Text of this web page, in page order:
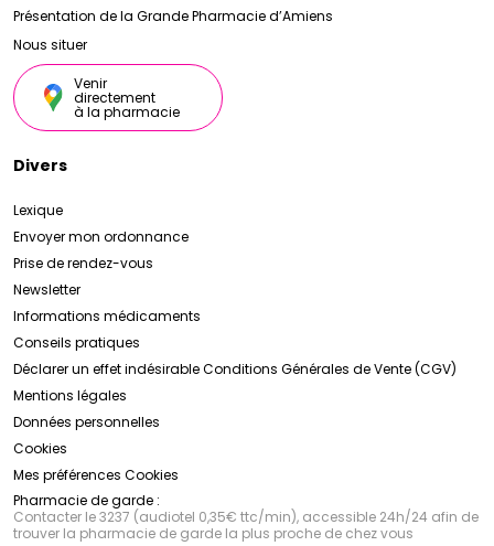
Présentation de la Grande Pharmacie d’Amiens
Nous situer
Venir
directement
à la pharmacie
Divers
Lexique
Envoyer mon ordonnance
Prise de rendez-vous
Newsletter
Informations médicaments
Conseils pratiques
Déclarer un effet indésirableConditions Générales de Vente (CGV)
Mentions légales
Données personnelles
Cookies
Mes préférences Cookies
Pharmacie de garde :
Contacter le 3237 (audiotel 0,35€ ttc/min), accessible 24h/24 afin de
trouver la pharmacie de garde la plus proche de chez vous